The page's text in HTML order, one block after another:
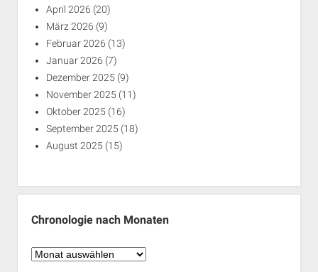
April 2026 (20)
März 2026 (9)
Februar 2026 (13)
Januar 2026 (7)
Dezember 2025 (9)
November 2025 (11)
Oktober 2025 (16)
September 2025 (18)
August 2025 (15)
Chronologie nach Monaten
Chronologie